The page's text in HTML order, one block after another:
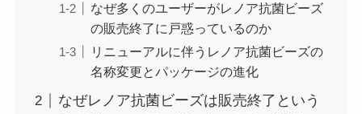
なぜ多くのユーザーがレノア抗菌ビーズ
の販売終了に戸惑っているのか
リニューアルに伴うレノア抗菌ビーズの
名称変更とパッケージの進化
なぜレノア抗菌ビーズは販売終了という